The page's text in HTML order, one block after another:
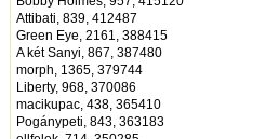
Attibati, 839, 412487
Green Eye, 2161, 388415
A két Sanyi, 867, 387480
morph, 1365, 379744
Liberty, 968, 370086
macikupac, 438, 365410
Pogánypeti, 843, 363183